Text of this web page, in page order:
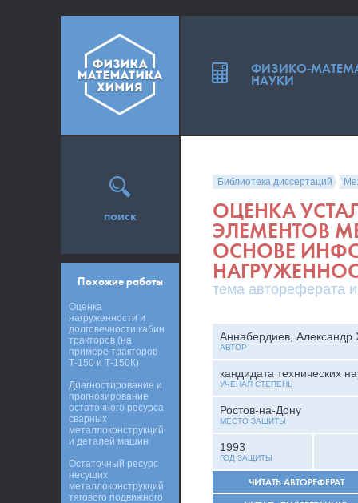
Библиотека диссертаций
ОЦЕНКА
ЭЛЕМЕНТОВ
ОСНОВЕ
тема автореферата
Аннабердиев, Александр
АВТОР
кандидата технических
УЧЕНАЯ СТЕПЕНЬ
Ростов-на-Дону
МЕСТО ЗАЩИТЫ
1993
ГОД ЗАЩИТЫ
ЧИТАТЬ АВТОРЕФЕРАТ
поиск
Похожие работы
Оценка
нагруженности и
долговечности кабин
тракторов (на
примере тракторов
Т-150 и Т-150К)
Диагностирование и
прогнозирование
остаточного ресурса
сварных
металлоконструкций
и деталей машин
Остаточный ресурс
несущих
металлоконструкций
тягового подвижного
ФИЗИКО-
НАУКИ